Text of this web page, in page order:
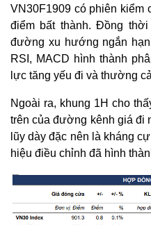
VN30F1909 có phiên kiểm
điểm bất thành. Đồng
đường xu hướng ngắn
RSI, MACD hình thành
lực tăng yếu đi và thường
Ngoài ra, khung 1H cho
trên của đường kênh giá đi
lũy dày đặc nên là kháng
hiệu điều chỉnh đã hình